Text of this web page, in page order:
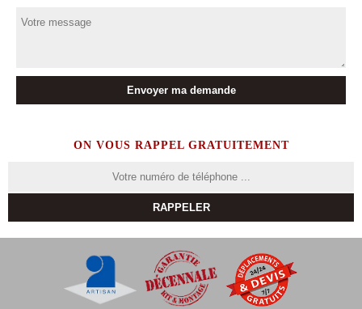
ON VOUS RAPPEL GRATUITEMENT